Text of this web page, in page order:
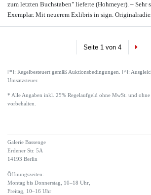
zum letzten Buchstaben" lieferte (Hohmeyer). – Sehr
Exemplar. Mit neuerem Exlibris in sign.
Seite 1 von 4 Next
[*]: Regelbesteuert gemäß Auktionsbedingungen. [^]:
Umsatzsteuer.
* Alle Angaben inkl. 25% Regelaufgeld ohne MwSt. und
vorbehalten.
Galerie Bassenge
Erdener Str. 5A
14193 Berlin
Öffnungszeiten:
Montag bis Donnerstag, 10–18 Uhr,
Freitag, 10–16 Uhr